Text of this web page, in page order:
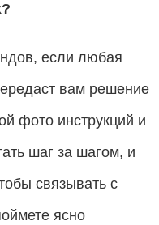
если любая
вам решение
фото инструкций и
шаг за шагом, и
связывать с
ясно